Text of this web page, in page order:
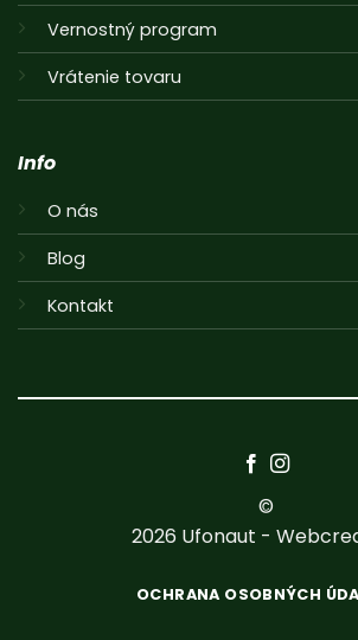
Vernostný program
Vrátenie tovaru
Info
O nás
Blog
Kontakt
©
2026 Ufonaut -
OCHRANA OSOBNÝCH